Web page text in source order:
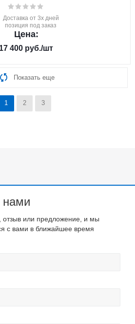
Доставка от 3х дней
позиция под заказ
Цена:
17 400 руб./шт
Показать еще
1 2 3
нами
отзыв или предложение, и мы
с вами в ближайшее время